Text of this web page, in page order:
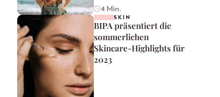
4 Min.
SKIN
BIPA präsentiert die
sommerlichen
Skincare-Highlights für
2023